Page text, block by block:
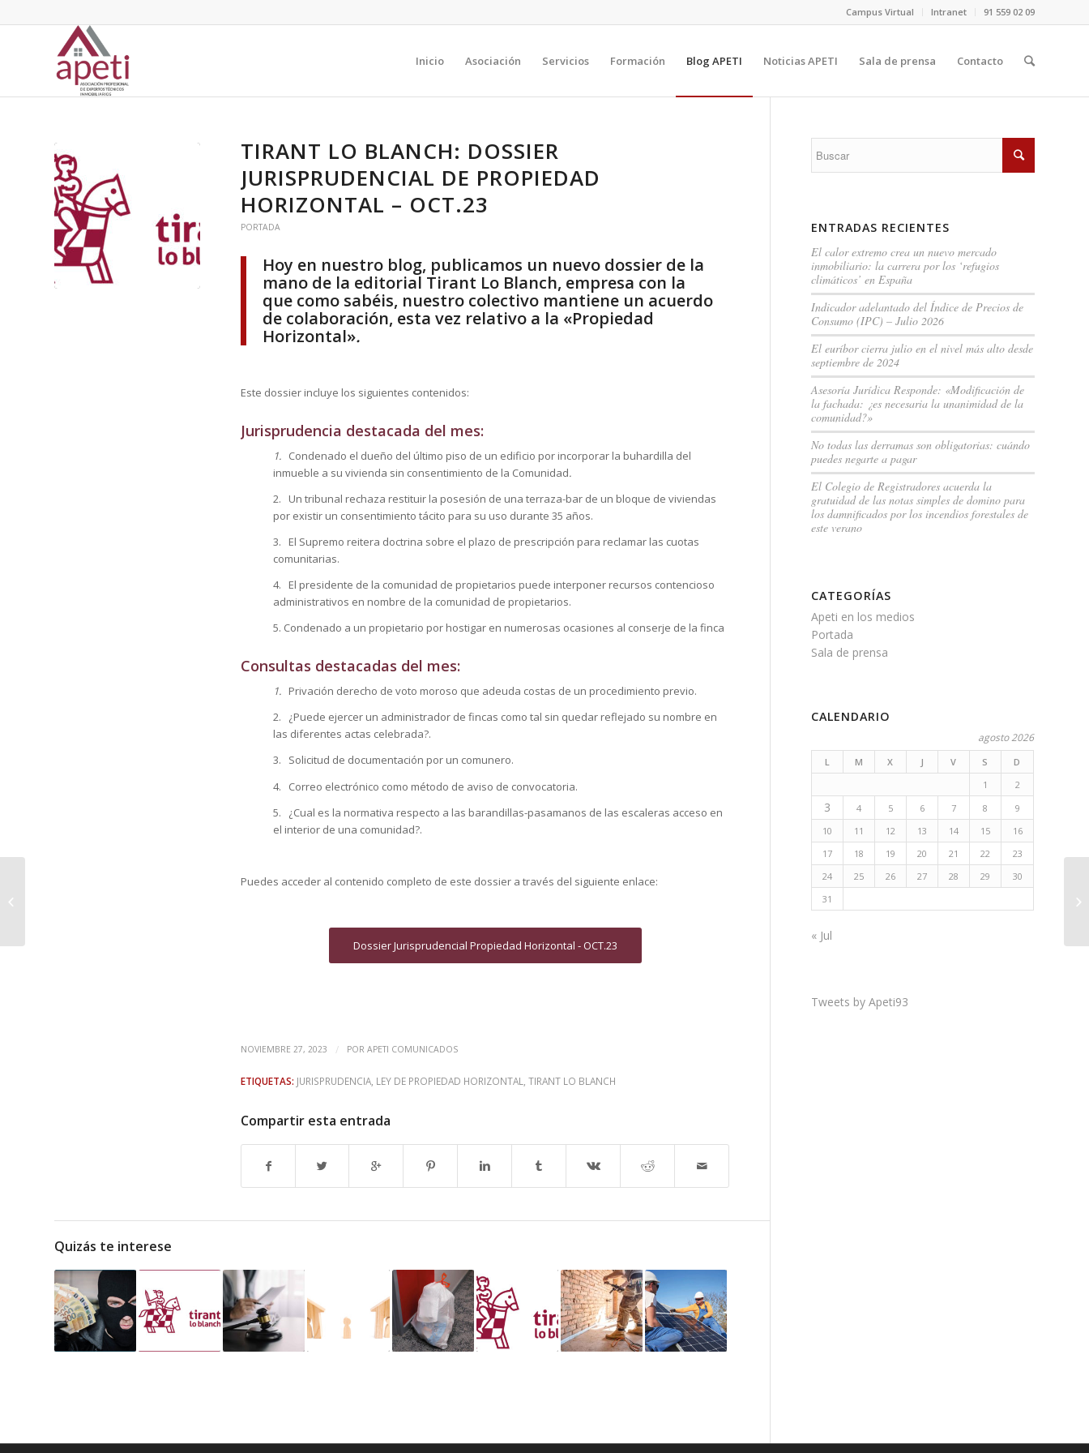
Campus Virtual Intranet 91 559 02 09
Inicio Asociación Servicios Formación Blog APETI Noticias APETI Sala de prensa Contacto
TIRANT LO BLANCH: DOSSIER
JURISPRUDENCIAL DE PROPIEDAD
HORIZONTAL – OCT.23
PORTADA
Hoy en nuestro blog, publicamos un nuevo dossier de la
mano de la editorial Tirant Lo Blanch, empresa con la
que como sabéis, nuestro colectivo mantiene un acuerdo
de colaboración, esta vez relativo a la «Propiedad
Horizontal».
Este dossier incluye los siguientes contenidos:
Jurisprudencia destacada del mes:
1. Condenado el dueño del último piso de un edificio por incorporar la buhardilla del
inmueble a su vivienda sin consentimiento de la Comunidad.
2. Un tribunal rechaza restituir la posesión de una terraza-bar de un bloque de viviendas
por existir un consentimiento tácito para su uso durante 35 años.
3. El Supremo reitera doctrina sobre el plazo de prescripción para reclamar las cuotas
comunitarias.
4. El presidente de la comunidad de propietarios puede interponer recursos contencioso
administrativos en nombre de la comunidad de propietarios.
5. Condenado a un propietario por hostigar en numerosas ocasiones al conserje de la finca
Consultas destacadas del mes:
1. Privación derecho de voto moroso que adeuda costas de un procedimiento previo.
2. ¿Puede ejercer un administrador de fincas como tal sin quedar reflejado su nombre en
las diferentes actas celebrada?.
3. Solicitud de documentación por un comunero.
4. Correo electrónico como método de aviso de convocatoria.
5. ¿Cual es la normativa respecto a las barandillas-pasamanos de las escaleras acceso en
el interior de una comunidad?.
Puedes acceder al contenido completo de este dossier a través del siguiente enlace:
Dossier Jurisprudencial Propiedad Horizontal - OCT.23
NOVIEMBRE 27, 2023 / POR APETI COMUNICADOS
ETIQUETAS: JURISPRUDENCIA LEY DE PROPIEDAD HORIZONTAL TIRANT LO BLANCH
Compartir esta entrada
Quizás te interese
ENTRADAS RECIENTES
El calor extremo crea un nuevo mercado
inmobiliario: la carrera por los ‘refugios
climáticos’ en España
Indicador adelantado del Índice de Precios de
Consumo (IPC) – Julio 2026
El euríbor cierra julio en el nivel más alto desde
septiembre de 2024
Asesoría Jurídica Responde: «Modificación de
la fachada: ¿es necesaria la unanimidad de la
comunidad?»
No todas las derramas son obligatorias: cuándo
puedes negarte a pagar
El Colegio de Registradores acuerda la
gratuidad de las notas simples de domino para
los damnificados por los incendios forestales de
este verano
CATEGORÍAS
Apeti en los medios
Portada
Sala de prensa
CALENDARIO
agosto 2026
L M X J V S
D
1
2
3 4 5 6 7 8
9
10
11 12 13 14 15
16
17
18 19 20 21 22
23
24
25 26 27 28 29
30
31
« Jul
Tweets by Apeti93